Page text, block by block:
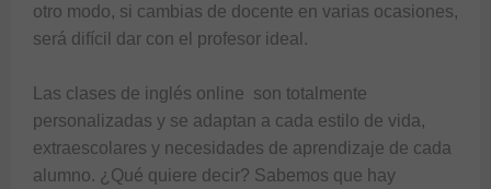
otro modo, si cambias de docente en varias ocasiones,
será difícil dar con el profesor ideal.
Las clases de inglés online son totalmente
personalizadas y se adaptan a cada estilo de vida,
extraescolares y necesidades de aprendizaje de cada
alumno. ¿Qué quiere decir? Sabemos que hay